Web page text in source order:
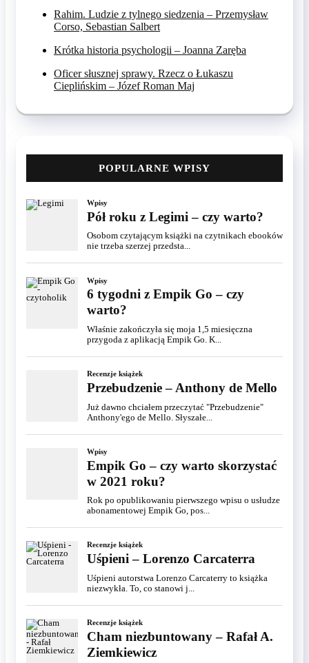
Rahim. Ludzie z tylnego siedzenia – Przemysław
Corso, Sebastian Salbert
Krótka historia psychologii – Joanna Zaręba
Oficer słusznej sprawy. Rzecz o Łukaszu
Cieplińskim – Józef Roman Maj
POPULARNE WPISY
Wpisy
Pół roku z Legimi – czy warto?
Osobom czytającym książki na czytnikach ebooków
nie trzeba szerzej przedsta...
Wpisy
6 tygodni z Empik Go – czy
warto?
Właśnie zakończyła się moja 1,5 miesięczna
przygoda z aplikacją Empik Go. K...
Recenzje książek
Przebudzenie – Anthony de Mello
Już dawno chciałem przeczytać "Przebudzenie"
Anthony'ego de Mello. Słyszałe...
Wpisy
Empik Go – czy warto skorzystać
w 2021 roku?
Rok po opublikowaniu pierwszego wpisu o usłudze
abonamentowej Empik Go, pos...
Recenzje książek
Uśpieni – Lorenzo Carcaterra
Uśpieni autorstwa Lorenzo Carcaterry to książka
niezwykła. To, co stanowi j...
Recenzje książek
Cham niezbuntowany – Rafał A.
Ziemkiewicz